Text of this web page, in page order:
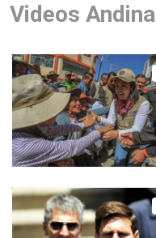
Videos Andina